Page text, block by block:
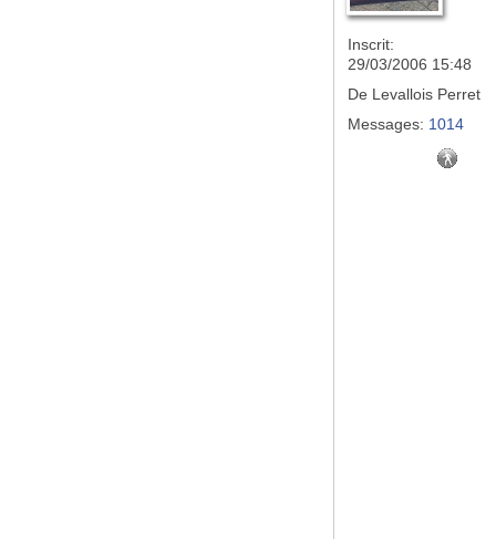
Inscrit:
29/03/2006 15:48
De Levallois Perret
Messages: 1014